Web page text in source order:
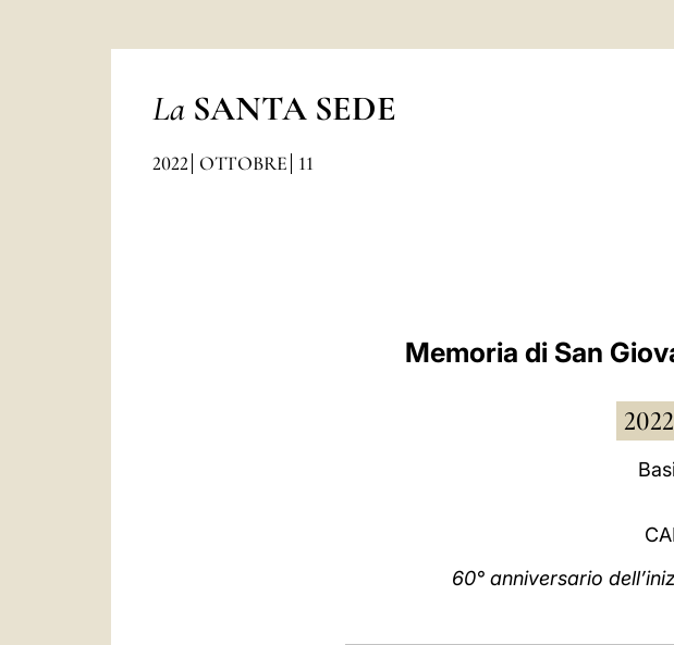
La SANTA SEDE
2022 OTTOBRE 11
Memoria di San
2022
60° anniversario